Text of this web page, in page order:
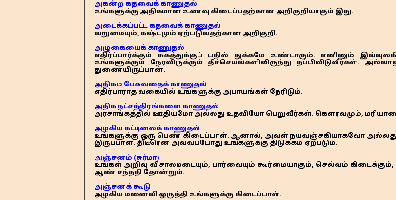
அகன்ற கதவைக் காணுதல்
உங்களுக்கு அதிகமான உணவு கிடைப்பதற்கான அறிகுறியாகும் இது.
அடைக்கப்பட்ட கதவைக் காணுதல்
வறுமையும், கஷ்டமும் ஏற்படுவதற்கான அறிகுறி.
அழுகையைக் காணுதல்
எதிர்ப்பார்க்கும் சுகத்துக்குப் பதில் துக்கமே உண்டாகும். எனினும்
உங்களுக்கும் நேரவிருக்கும் தீச்செயல்களிலிருந்து தப்பிவிடுவீர்கள்.
துணையிருப்பான்.
அதிகம் பேசுவதைக் காணுதல்
எதிர்பாராத வகையில் உங்களுக்கு அபாயங்கள் நேரிடும்.
அதிக நட்சத்திரங்களை காணுதல்
அரசாங்கத்தில் ஊதியமோ அல்லது உதவியோ பெறுவீர்கள். கௌரவமும்,
அழகிய கட்டிலைக் காணுதல்
உங்களுக்கு ஒரு பெண் கிடைப்பாள். ஆனால், அவள் நயவஞ்சகியாகவோ
இருப்பாள். திடீரென அவ்வப்போது உங்களுக்கு திடுக்கம் ஏற்படும்.
அஞ்சனம் (சுர்மா)
உங்கள் அறிவு விசாலமடையும், பார்வையும் கூர்மையாகும், செல்வம் கிடைக்கும்,
ஆண் சந்ததி தோன்றும்.
அஞ்சனக் கூடு
அழகிய மனைவி ஒருத்தி உங்களுக்கு கிடைப்பாள்.